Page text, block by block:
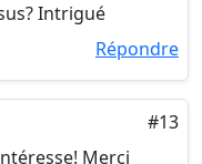
Intrigué
Répondre
#13
Merci